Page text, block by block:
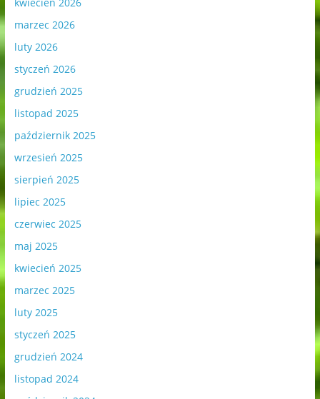
kwiecień 2026
marzec 2026
luty 2026
styczeń 2026
grudzień 2025
listopad 2025
październik 2025
wrzesień 2025
sierpień 2025
lipiec 2025
czerwiec 2025
maj 2025
kwiecień 2025
marzec 2025
luty 2025
styczeń 2025
grudzień 2024
listopad 2024